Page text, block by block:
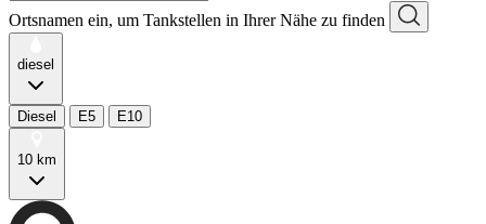
Ortsnamen ein, um Tankstellen in Ihrer Nähe zu finden
diesel
Diesel E5 E10
10 km